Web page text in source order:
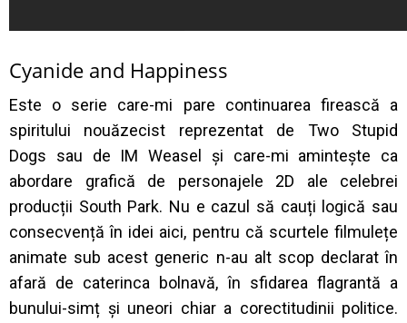
Cyanide and Happiness
Este o serie care-mi pare continuarea firească a
spiritului nouăzecist reprezentat de Two Stupid
Dogs sau de IM Weasel și care-mi amintește ca
abordare grafică de personajele 2D ale celebrei
producții South Park. Nu e cazul să cauți logică sau
consecvență în idei aici, pentru că scurtele filmulețe
animate sub acest generic n-au alt scop declarat în
afară de caterinca bolnavă, în sfidarea flagrantă a
bunului-simț și uneori chiar a corectitudinii politice.